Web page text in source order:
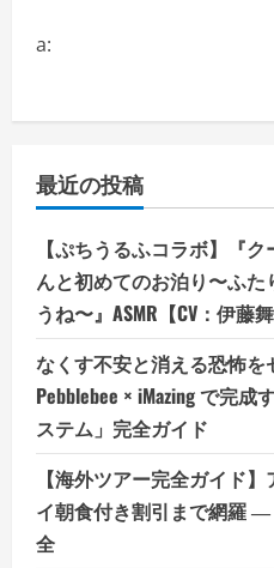
a:
最近の投稿
【ぷちうるふコラボ】『
んと初めてのお泊り〜ふ
うね〜』ASMR【CV：伊藤
なくす不安と消える恐怖を
Pebblebee × iMazing で完
ステム」完全ガイド
【海外ツアー完全ガイド
イ朝食付き割引まで網羅 ―
全